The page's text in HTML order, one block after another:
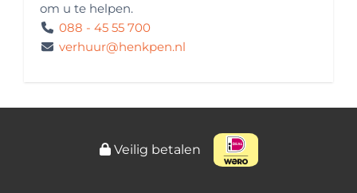
Buitenlandreizen: toegestaan
Huisdieren: toegestaan
Roken: niet toegestaan
Verzekeringsmaatschappij: Aveco
om u te helpen.
088 - 45 55 700
verhuur@henkpen.nl
Veilig betalen